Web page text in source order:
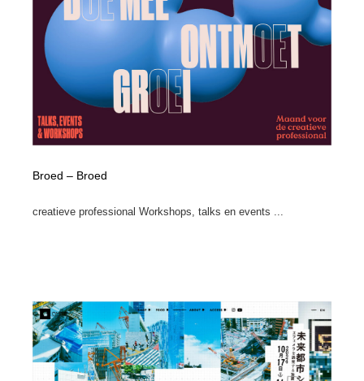
Broed – Broed
creatieve professional Workshops, talks en events ...